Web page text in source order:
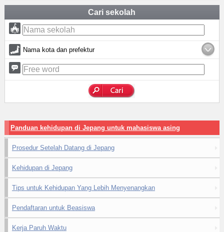
Cari sekolah
Nama kota dan prefektur
Panduan kehidupan di Jepang untuk mahasiswa asing
Prosedur Setelah Datang di Jepang
Kehidupan di Jepang
Tips untuk Kehidupan Yang Lebih Menyenangkan
Pendaftaran untuk Beasiswa
Kerja Paruh Waktu